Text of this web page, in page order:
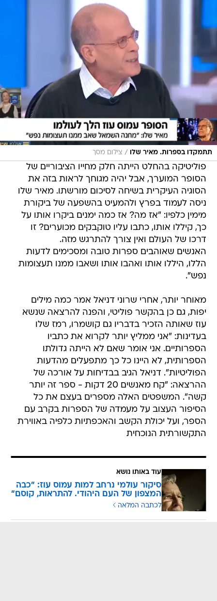
תתמקדו בספרות. מאיר שלו / צילום מסך
פוליטיקה בהחלט הייתה חלק מחייו הציבוריים של
הסופר המוערך, אבל יהיה מגוחך לראות בזה את
הסוגיה העיקרית בשיחה לסיכום מורשתו. מאיר שלו
ניסה לעמוד בפרץ ולהמעיט בהשפעה של ביקורת
מימין כלפיו: "אז מה? אז כמה ימנים ביקרו אותו על
כך, קיללו אותו, כתבו עליו טוקבקים מכוערים? זו
דרכו של העולם ואין צורך להתרגש מזה.
האנשים שאוהבים ספרות טובה ומסכימים לדעות
הללו, היללו אותו ואהבו אותו ושאבו ממנו תעצומות
נפש".
מאוחר יותר, אחרי שרוני דניאל אמר כמה מילים
יפות, גם כן בהקשר פוליטי, והפנה להרצאה שנשא
עוז שאותה הזכיר בדבריו גם קושמרו, רמז שלו
בעדינות: "אני ממליץ יותר לקרוא את כתביו
הספרותיים. אני אומר שאם לא הייתה גדולתו
הספרותית, לא היינו כל כך מתפעלים מהדעות
הפוליטיות". דניאל הגיב בבדיחות על אורכה של
ההרצאה: "קח מאנשים 20 דקות - ספר זה יותר
קשה". המשפטים האלה מספרים בעצם את כל
הסיפור העצוב על מעמדה של הספרות בקרב עם
הספר, ועל יכולת הקשב והאכפתיות כלפיה באווירת
התקשורתית הנוכחית
עוד באותו נושא
סיקור עולמי נרחב למות עמוס עוז: "כבה
המצפון של העם היהודי. להתראות, קוסם"
לכתבה המלאה